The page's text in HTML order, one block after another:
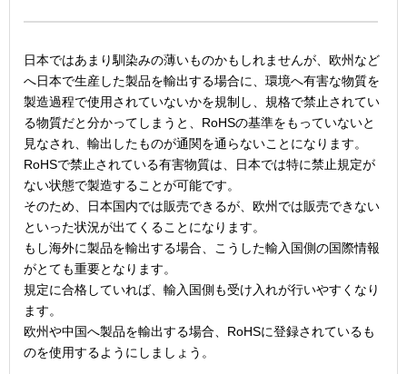
日本ではあまり馴染みの薄いものかもしれませんが、欧州など
へ日本で生産した製品を輸出する場合に、環境へ有害な物質を
製造過程で使用されていないかを規制し、規格で禁止されてい
る物質だと分かってしまうと、RoHSの基準をもっていないと
見なされ、輸出したものが通関を通らないことになります。
RoHSで禁止されている有害物質は、日本では特に禁止規定が
ない状態で製造することが可能です。
そのため、日本国内では販売できるが、欧州では販売できない
といった状況が出てくることになります。
もし海外に製品を輸出する場合、こうした輸入国側の国際情報
がとても重要となります。
規定に合格していれば、輸入国側も受け入れが行いやすくなり
ます。
欧州や中国へ製品を輸出する場合、RoHSに登録されているも
のを使用するようにしましょう。